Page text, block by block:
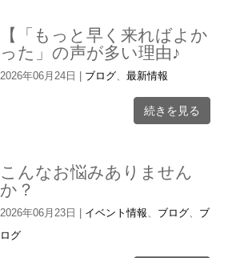
【「もっと早く来ればよか
った」の声が多い理由♪
2026年06月24日 ブログ 、最新情報
続きを見る
こんなお悩みありません
か？
2026年06月23日 | イベント情報 ブログ
ブ
ログ